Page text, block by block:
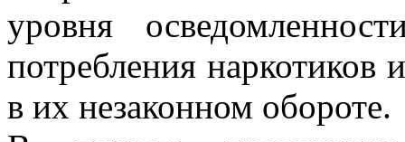
уровня
потребления наркотиков
в их незаконном обороте.